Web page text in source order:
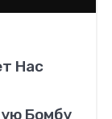
Нас
Бомбу